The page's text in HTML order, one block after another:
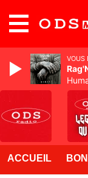
ACCUEIL
VOUS